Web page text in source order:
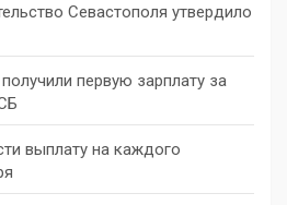
Севастополя утвердило
первую зарплату за
выплату на каждого